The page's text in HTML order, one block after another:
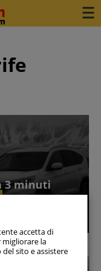
3 minuti
accetta di
la
sito e assistere